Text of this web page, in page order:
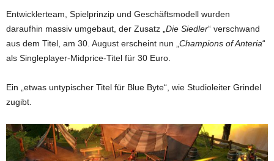
Entwicklerteam, Spielprinzip und Geschäftsmodell wurden
daraufhin massiv umgebaut, der Zusatz „Die Siedler“ verschwand
aus dem Titel, am 30. August erscheint nun „Champions of Anteria“
als Singleplayer-Midprice-Titel für 30 Euro.
Ein „etwas untypischer Titel für Blue Byte“, wie Studioleiter Grindel
zugibt.